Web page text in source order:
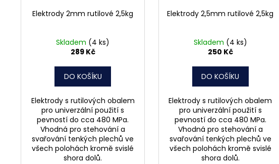
Elektrody 2mm rutilové 2,5kg
Skladem (4 ks)
289 Kč
DO KOŠÍKU
Elektrody s rutilových obalem
pro univerzální použití s
pevností do cca 480 MPa.
Vhodná pro stehování a
svařování tenkých plechů ve
všech polohách kromě svislé
shora dolů.
Elektrody 2,5mm rutilové 2,5kg
Skladem (4 ks)
250 Kč
DO KOŠÍKU
Elektrody s rutilových obalem
pro univerzální použití s
pevností do cca 480 MPa.
Vhodná pro stehování a
svařování tenkých plechů ve
všech polohách kromě svislé
shora dolů.